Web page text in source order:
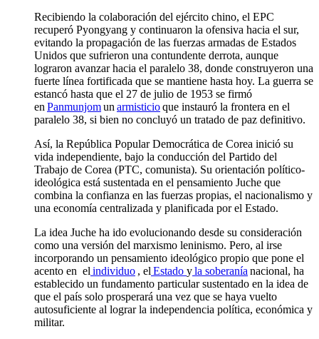
Recibiendo la colaboración del ejército chino, el EPC
recuperó Pyongyang y continuaron la ofensiva hacia el sur,
evitando la propagación de las fuerzas armadas de Estados
Unidos que sufrieron una contundente derrota, aunque
lograron avanzar hacia el paralelo 38, donde construyeron una
fuerte línea fortificada que se mantiene hasta hoy. La guerra se
estancó hasta que el 27 de julio de 1953 se firmó
en Panmunjomun armisticioque instauró la frontera en el
paralelo 38, si bien no concluyó un tratado de paz definitivo.
Así, la República Popular Democrática de Corea inició su
vida independiente, bajo la conducción del Partido del
Trabajo de Corea (PTC, comunista). Su orientación político-
ideológica está sustentada en el pensamiento Juche que
combina la confianza en las fuerzas propias, el nacionalismo y
una economía centralizada y planificada por el Estado.
La idea Juche ha ido evolucionando desde su consideración
como una versión del marxismo leninismo. Pero, al irse
incorporando un pensamiento ideológico propio que pone el
acento en el individuo , el Estado yla soberanía nacional, ha
establecido un fundamento particular sustentado en la idea de
que el país solo prosperará una vez que se haya vuelto
autosuficiente al lograr la independencia política, económica y
militar.